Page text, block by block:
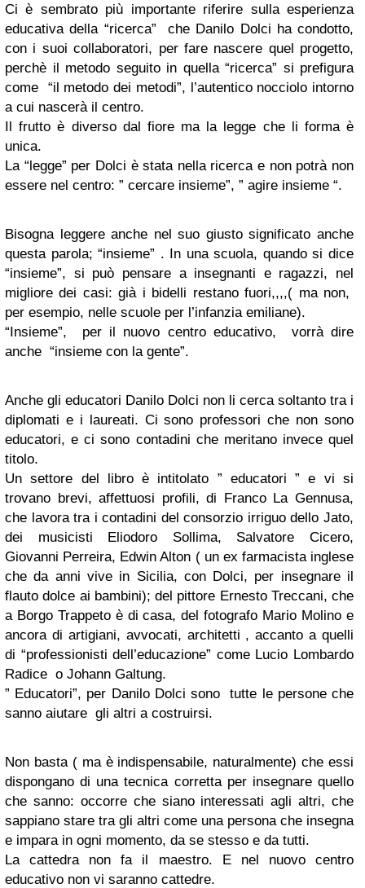
Ci è sembrato più importante riferire sulla esperienza
educativa della “ricerca” che Danilo Dolci ha condotto,
con i suoi collaboratori, per fare nascere quel progetto,
perchè il metodo seguito in quella “ricerca” si prefigura
come “il metodo dei metodi”, l’autentico nocciolo intorno
a cui nascerà il centro.
Il frutto è diverso dal fiore ma la legge che li forma è
unica.
La “legge” per Dolci è stata nella ricerca e non potrà non
essere nel centro: ” cercare insieme”, ” agire insieme “.
Bisogna leggere anche nel suo giusto significato anche
questa parola; “insieme” . In una scuola, quando si dice
“insieme”, si può pensare a insegnanti e ragazzi, nel
migliore dei casi: già i bidelli restano fuori,,,,( ma non,
per esempio, nelle scuole per l’infanzia emiliane).
“Insieme”, per il nuovo centro educativo, vorrà dire
anche “insieme con la gente”.
Anche gli educatori Danilo Dolci non li cerca soltanto tra i
diplomati e i laureati. Ci sono professori che non sono
educatori, e ci sono contadini che meritano invece quel
titolo.
Un settore del libro è intitolato ” educatori ” e vi si
trovano brevi, affettuosi profili, di Franco La Gennusa,
che lavora tra i contadini del consorzio irriguo dello Jato,
dei musicisti Eliodoro Sollima, Salvatore Cicero,
Giovanni Perreira, Edwin Alton ( un ex farmacista inglese
che da anni vive in Sicilia, con Dolci, per insegnare il
flauto dolce ai bambini); del pittore Ernesto Treccani, che
a Borgo Trappeto è di casa, del fotografo Mario Molino e
ancora di artigiani, avvocati, architetti , accanto a quelli
di “professionisti dell’educazione” come Lucio Lombardo
Radice o Johann Galtung.
” Educatori”, per Danilo Dolci sono tutte le persone che
sanno aiutare gli altri a costruirsi.
Non basta ( ma è indispensabile, naturalmente) che essi
dispongano di una tecnica corretta per insegnare quello
che sanno: occorre che siano interessati agli altri, che
sappiano stare tra gli altri come una persona che insegna
e impara in ogni momento, da se stesso e da tutti.
La cattedra non fa il maestro. E nel nuovo centro
educativo non vi saranno cattedre.